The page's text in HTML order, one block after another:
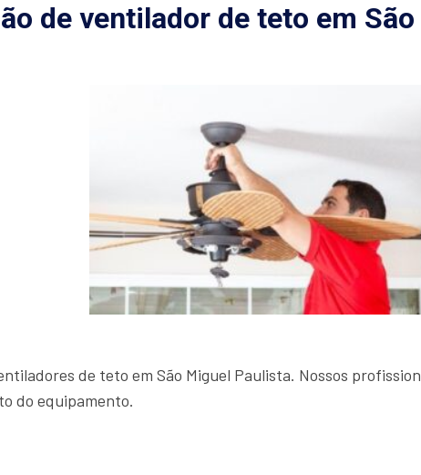
de ventilador de teto em
de teto em São Miguel Paulista. Nossos
do equipamento.